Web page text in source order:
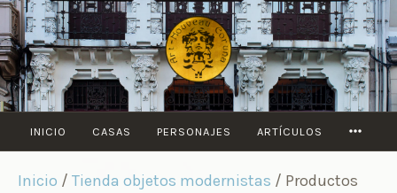
Saltar
al
contenido
INICIO CASAS PERSONAJES ARTÍCULOS
Inicio / Tienda objetos modernistas / Productos